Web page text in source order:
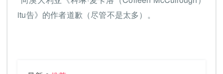
itu告》的作者道歉（尽管不是太多）。